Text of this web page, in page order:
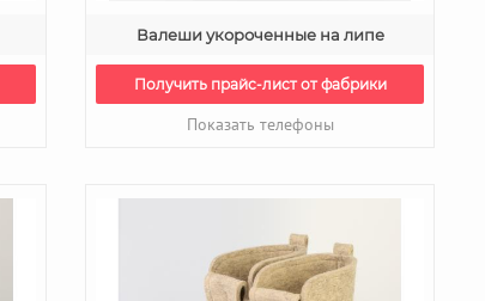
Валеши укороченные на липе
Получить прайс-лист от фабрики
Показать телефоны